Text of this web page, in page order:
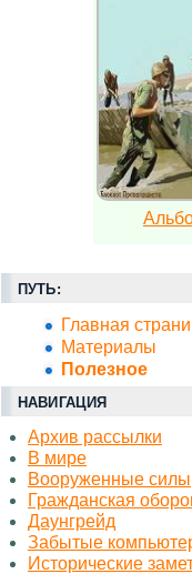
ПУТЬ:
Главная
Материалы
Полезное
НАВИГАЦИЯ
Архив рассылки
В мире
Вооруженные силы
Гражданская
Даунгрейд
Забытые
Исторические